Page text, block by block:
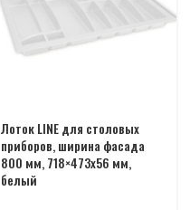
Лоток LINE для столовых
приборов, ширина фасада
800 мм, 718×473х56 мм,
белый